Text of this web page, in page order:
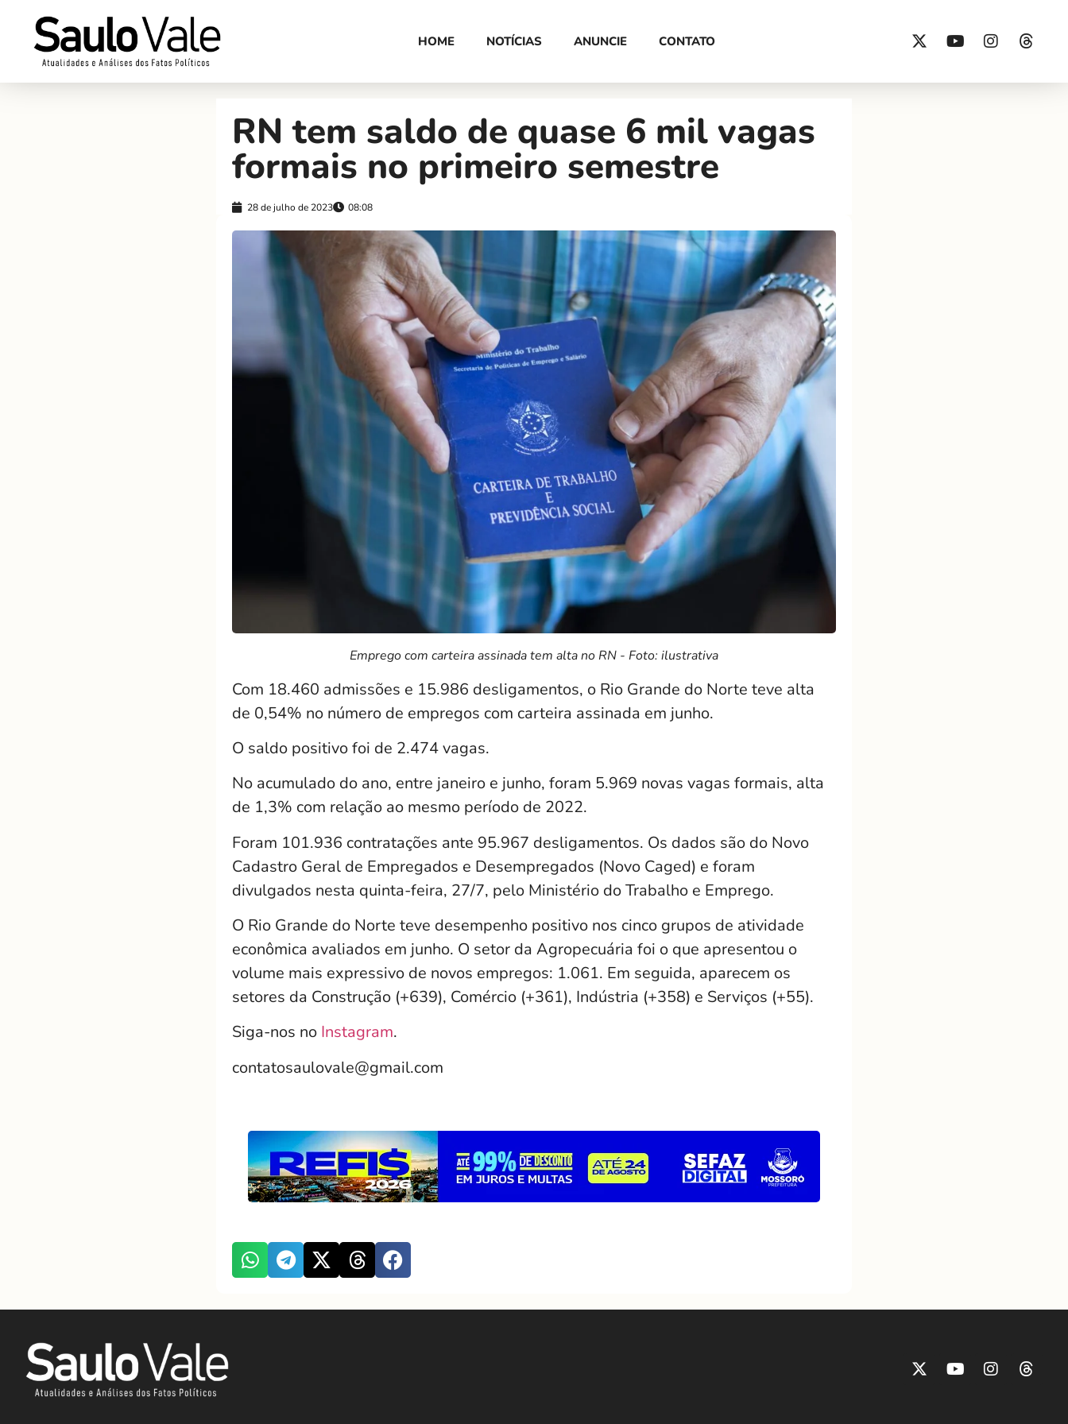
HOME NOTÍCIAS ANUNCIE CONTATO
RN tem saldo de quase 6 mil vagas
formais no primeiro semestre
28 de julho de 2023 08:08
Emprego com carteira assinada tem alta no RN - Foto: ilustrativa
Com 18.460 admissões e 15.986 desligamentos, o Rio Grande do Norte teve alta
de 0,54% no número de empregos com carteira assinada em junho.
O saldo positivo foi de 2.474 vagas.
No acumulado do ano, entre janeiro e junho, foram 5.969 novas vagas formais, alta
de 1,3% com relação ao mesmo período de 2022.
Foram 101.936 contratações ante 95.967 desligamentos. Os dados são do Novo
Cadastro Geral de Empregados e Desempregados (Novo Caged) e foram
divulgados nesta quinta-feira, 27/7, pelo Ministério do Trabalho e Emprego.
O Rio Grande do Norte teve desempenho positivo nos cinco grupos de atividade
econômica avaliados em junho. O setor da Agropecuária foi o que apresentou o
volume mais expressivo de novos empregos: 1.061. Em seguida, aparecem os
setores da Construção (+639), Comércio (+361), Indústria (+358) e Serviços (+55).
Siga-nos no Instagram.
contatosaulovale@gmail.com